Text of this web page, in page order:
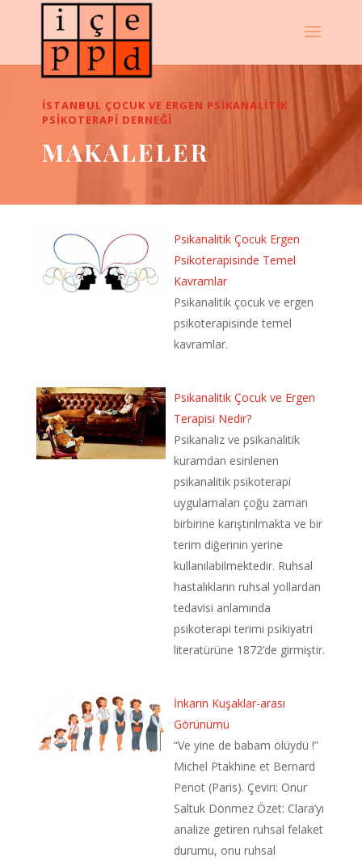
İSTANBUL ÇOCUK VE ERGEN PSIKANALITIK
PSIKOTERAPI DERNEĞI
MAKALELER
Psikanalitik Çocuk Ergen
Psikoterapisinde Temel
Kavramlar
Psikanalitik çocuk ve ergen
psikoterapisinde temel
kavramlar.
Psikanalitik Çocuk ve Ergen
Terapisi Nedir?
Psikanaliz ve psikanalitik
kuramdan esinlenen
psikanalitik psikoterapi
uygulamaları çoğu zaman
birbirine karıştırılmakta ve bir
terim diğerinin yerine
kullanılabilmektedir. Ruhsal
hastalıkların ruhsal yollardan
tedavisi anlamında
psikoterapi terimi psikiyatri
literatürüne 1872’de girmiştir.
İnkarın Kuşaklar-arası
Görünümü
“Ve yine de babam ölüydü !”
Michel Ptakhine et Bernard
Penot (Paris). Çeviri: Onur
Saltuk Dönmez Özet: Clara’yı
analize getiren ruhsal felaket
durumu, onu ruhsal